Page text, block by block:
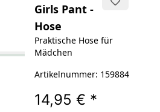
Girls Pant -
Hose
Praktische Hose für
Mädchen
Artikelnummer: 159884
14,95 € *